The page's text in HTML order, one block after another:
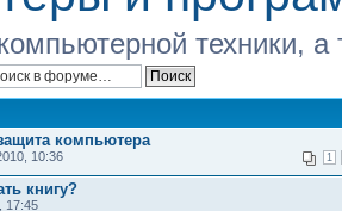
техники, а
компьютера
1
10:36
книгу?
17:45